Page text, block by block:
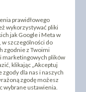
prawidłowego
wykorzystywać pliki
jak Google i Meta w
szczególności do
zgodnie z Twoimi
marketingowych plików
klikając „Akceptuj
dla nas i naszych
zgodę możesz
wybrane ustawienia.